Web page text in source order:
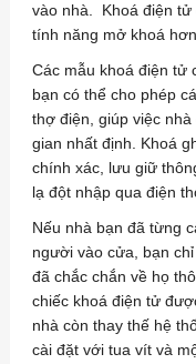
vào nhà. Khoá điện tử
tính năng mở khoá
Các mẫu khoá điện tử
bạn có thể cho phép
thợ điện, giúp việc
gian nhất định. Khoá
chính xác, lưu giữ
lạ đột nhập qua điện
Nếu nhà bạn đã từng
người vào cửa, bạn
đã chắc chắn về họ
chiếc khoá điện tử
nhà còn thay thế hệ
cài đặt với tua vít và